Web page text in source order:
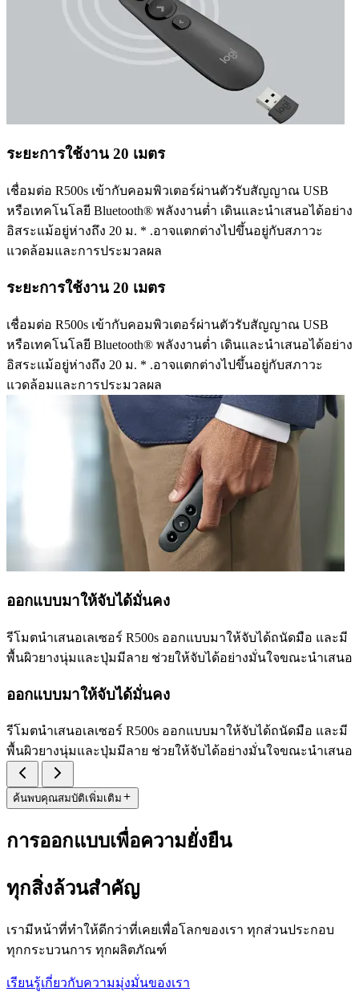
ระยะการใช้งาน 20 เมตร
เชื่อมต่อ R500s เข้ากับคอมพิวเตอร์ผ่านตัวรับสัญญาณ USB
หรือเทคโนโลยี Bluetooth® พลังงานต่ำ เดินและนำเสนอได้อย่าง
อิสระแม้อยู่ห่างถึง 20 ม. * .อาจแตกต่างไปขึ้นอยู่กับสภาวะ
แวดล้อมและการประมวลผล
ระยะการใช้งาน 20 เมตร
เชื่อมต่อ R500s เข้ากับคอมพิวเตอร์ผ่านตัวรับสัญญาณ USB
หรือเทคโนโลยี Bluetooth® พลังงานต่ำ เดินและนำเสนอได้อย่าง
อิสระแม้อยู่ห่างถึง 20 ม. * .อาจแตกต่างไปขึ้นอยู่กับสภาวะ
แวดล้อมและการประมวลผล
ออกแบบมาให้จับได้มั่นคง
รีโมตนำเสนอเลเซอร์ R500s ออกแบบมาให้จับได้ถนัดมือ และมี
พื้นผิวยางนุ่มและปุ่มมีลาย ช่วยให้จับได้อย่างมั่นใจขณะนำเสนอ
ออกแบบมาให้จับได้มั่นคง
รีโมตนำเสนอเลเซอร์ R500s ออกแบบมาให้จับได้ถนัดมือ และมี
พื้นผิวยางนุ่มและปุ่มมีลาย ช่วยให้จับได้อย่างมั่นใจขณะนำเสนอ
ค้นพบคุณสมบัติเพิ่มเติม
การออกแบบเพื่อความยั่งยืน
ทุกสิ่งล้วนสำคัญ
เรามีหน้าที่ทำให้ดีกว่าที่เคยเพื่อโลกของเรา ทุกส่วนประกอบ
ทุกกระบวนการ ทุกผลิตภัณฑ์
เรียนรู้เกี่ยวกับความมุ่งมั่นของเรา